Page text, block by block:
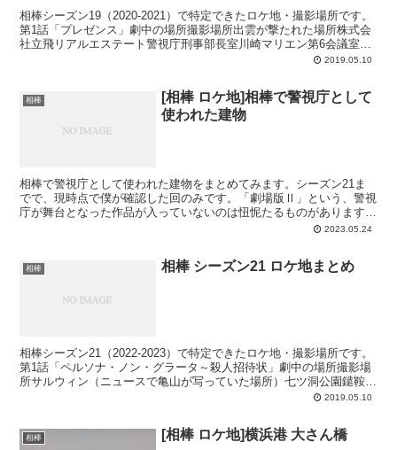
相棒シーズン19（2020-2021）で特定できたロケ地・撮影場所です。
第1話「プレゼンス」劇中の場所撮影場所出雲が撃たれた場所株式会
社立飛リアルエステート警視庁刑事部長室川崎マリエン第6会議室出
2019.05.10
相棒
[相棒 ロケ地]相棒で警視庁として
使われた建物
相棒で警視庁として使われた建物をまとめてみます。シーズン21ま
でで、現時点で僕が確認した回のみです。「劇場版Ⅱ」という、警視
庁が舞台となった作品が入っていないのは忸怩たるものがあります
が、そのうち追加しようと思っています。ただし、セットと思...
2023.05.24
相棒 相棒 シーズン21 ロケ地まとめ
相棒シーズン21（2022-2023）で特定できたロケ地・撮影場所です。
第1話「ペルソナ・ノン・グラータ～殺人招待状」劇中の場所撮影場
所サルウィン（ニュースで亀山が写っていた場所）七ツ洞公園鑓鞍の
2019.05.10
相棒 [相棒 ロケ地]横浜港 大さん橋